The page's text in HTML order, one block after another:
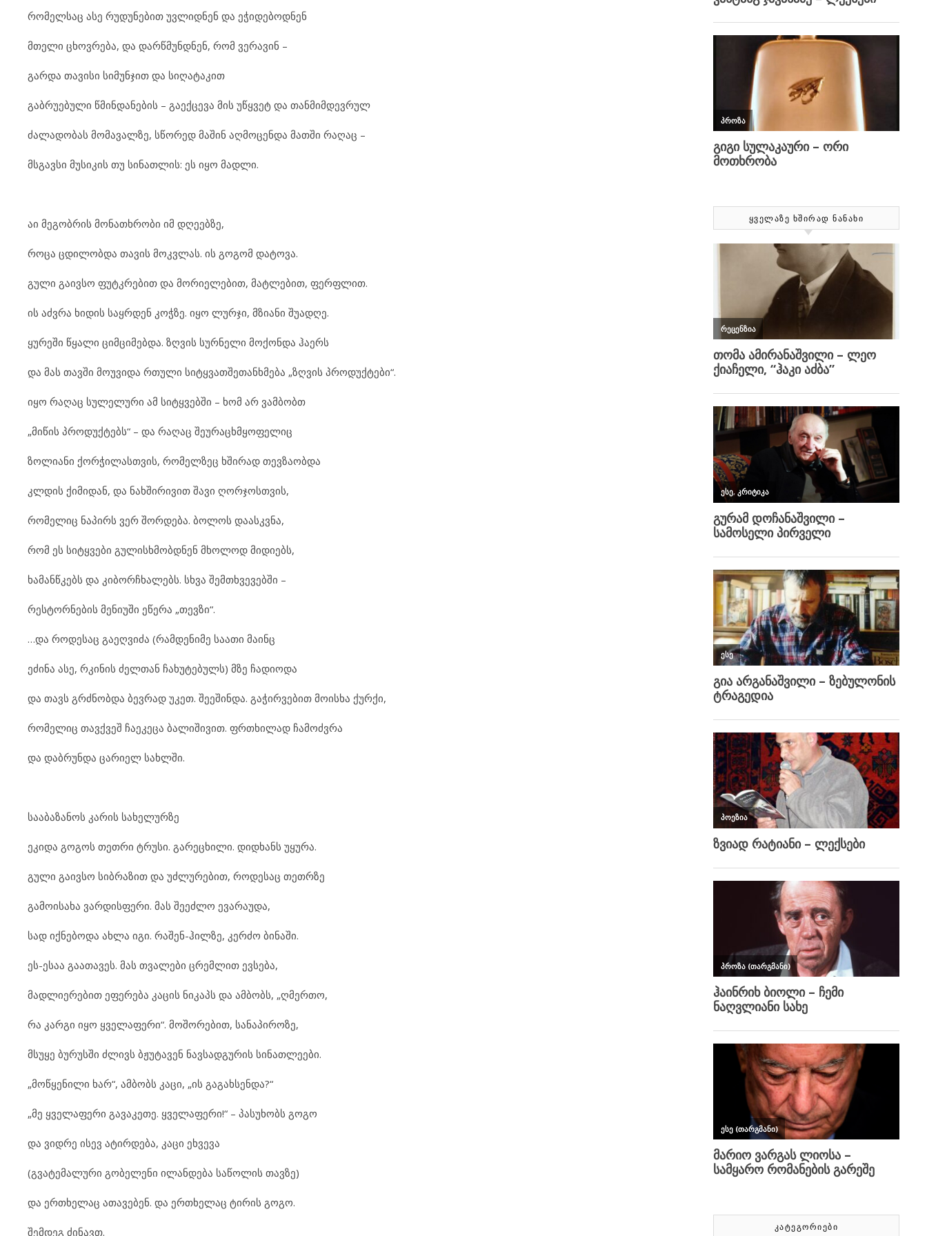
რომელსაც ასე რუდუნებით უვლიდნენ და ეჭიდებოდნენ
მთელი ცხოვრება, და დარწმუნდნენ, რომ ვერავინ –
გარდა თავისი სიმუნჯით და სიღატაკით
გაბრუებული წმინდანების – გაექცევა მის უწყვეტ და თანმიმდევრულ
ძალადობას მომავალზე, სწორედ მაშინ აღმოცენდა მათში რაღაც –
მსგავსი მუსიკის თუ სინათლის: ეს იყო მადლი.
აი მეგობრის მონათხრობი იმ დღეებზე,
როცა ცდილობდა თავის მოკვლას. ის გოგომ დატოვა.
გული გაივსო ფუტკრებით და მორიელებით, მატლებით, ფერფლით.
ის აძვრა ხიდის საყრდენ კოჭზე. იყო ლურჯი, მზიანი შუადღე.
ყურეში წყალი ციმციმებდა. ზღვის სურნელი მოქონდა ჰაერს
და მას თავში მოუვიდა რთული სიტყვათშეთანხმება „ზღვის პროდუქტები“.
იყო რაღაც სულელური ამ სიტყვებში – ხომ არ ვამბობთ
„მიწის პროდუქტებს“ – და რაღაც შეურაცხმყოფელიც
ზოლიანი ქორჭილასთვის, რომელზეც ხშირად თევზაობდა
კლდის ქიმიდან, და ნახშირივით შავი ღორჯოსთვის,
რომელიც ნაპირს ვერ შორდება. ბოლოს დაასკვნა,
რომ ეს სიტყვები გულისხმობდნენ მხოლოდ მიდიებს,
ხამანწკებს და კიბორჩხალებს. სხვა შემთხვევებში –
რესტორნების მენიუში ეწერა „თევზი“.
…და როდესაც გაეღვიძა (რამდენიმე საათი მაინც
ეძინა ასე, რკინის ძელთან ჩახუტებულს) მზე ჩადიოდა
და თავს გრძნობდა ბევრად უკეთ. შეეშინდა. გაჭირვებით მოისხა ქურქი,
რომელიც თავქვეშ ჩაეკეცა ბალიშივით. ფრთხილად ჩამოძვრა
და დაბრუნდა ცარიელ სახლში.
სააბაზანოს კარის სახელურზე
ეკიდა გოგოს თეთრი ტრუსი. გარეცხილი. დიდხანს უყურა.
გული გაივსო სიბრაზით და უძლურებით, როდესაც თეთრზე
გამოისახა ვარდისფერი. მას შეეძლო ევარაუდა,
სად იქნებოდა ახლა იგი. რაშენ-ჰილზე, კერძო ბინაში.
ეს-ესაა გაათავეს. მას თვალები ცრემლით ევსება,
მადლიერებით ეფერება კაცის ნიკაპს და ამბობს, „ღმერთო,
რა კარგი იყო ყველაფერი“. მოშორებით, სანაპიროზე,
მსუყე ბურუსში ძლივს ბჟუტავენ ნავსადგურის სინათლეები.
„მოწყენილი ხარ“, ამბობს კაცი, „ის გაგახსენდა?“
„მე ყველაფერი გავაკეთე. ყველაფერი!“ – პასუხობს გოგო
და ვიდრე ისევ ატირდება, კაცი ეხვევა
(გვატემალური გობელენი ილანდება საწოლის თავზე)
და ერთხელაც ათავებენ. და ერთხელაც ტირის გოგო.
შემდეგ ძინავთ.
ᲧᲕᲔᲚᲐᲖᲔ ᲮᲨᲘᲠᲐᲓ ᲜᲐᲜᲐᲮᲘ
ᲙᲐᲢᲔᲒᲝᲠᲘᲔᲑᲘ